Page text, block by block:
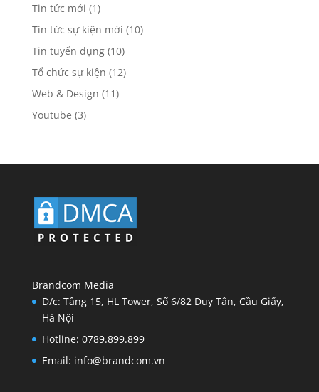
Tin tức mới (1)
Tin tức sự kiện mới (10)
Tin tuyển dụng(10)
Tổ chức sự kiện (12)
Web & Design (11)
Youtube (3)
Brandcom Media
Đ/c: Tầng 15, HL Tower, Số 6/82 Duy Tân, Cầu Giấy,
Hà Nội
Hotline: 0789.899.899
Email: info@brandcom.vn